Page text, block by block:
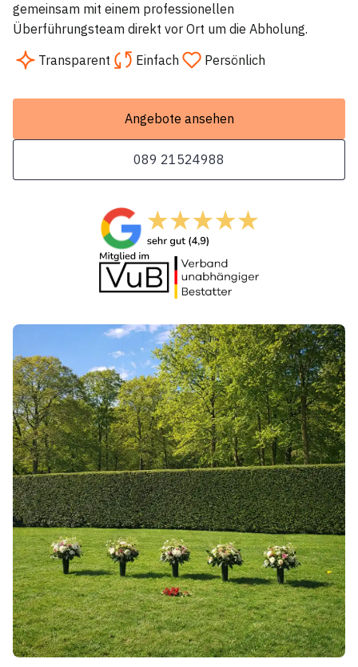
gemeinsam mit einem professionellen
Überführungsteam direkt vor Ort um die Abholung.
Transparent
Einfach Persönlich
Angebote ansehen
089 21524988